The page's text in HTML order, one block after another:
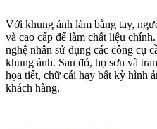
Với khung ảnh làm bằng tay,
và cao cấp để làm chất liệu
nghệ nhân sử dụng các công cụ
khung ảnh. Sau đó, họ sơn và
họa tiết, chữ cái hay bất kỳ hình
khách hàng.